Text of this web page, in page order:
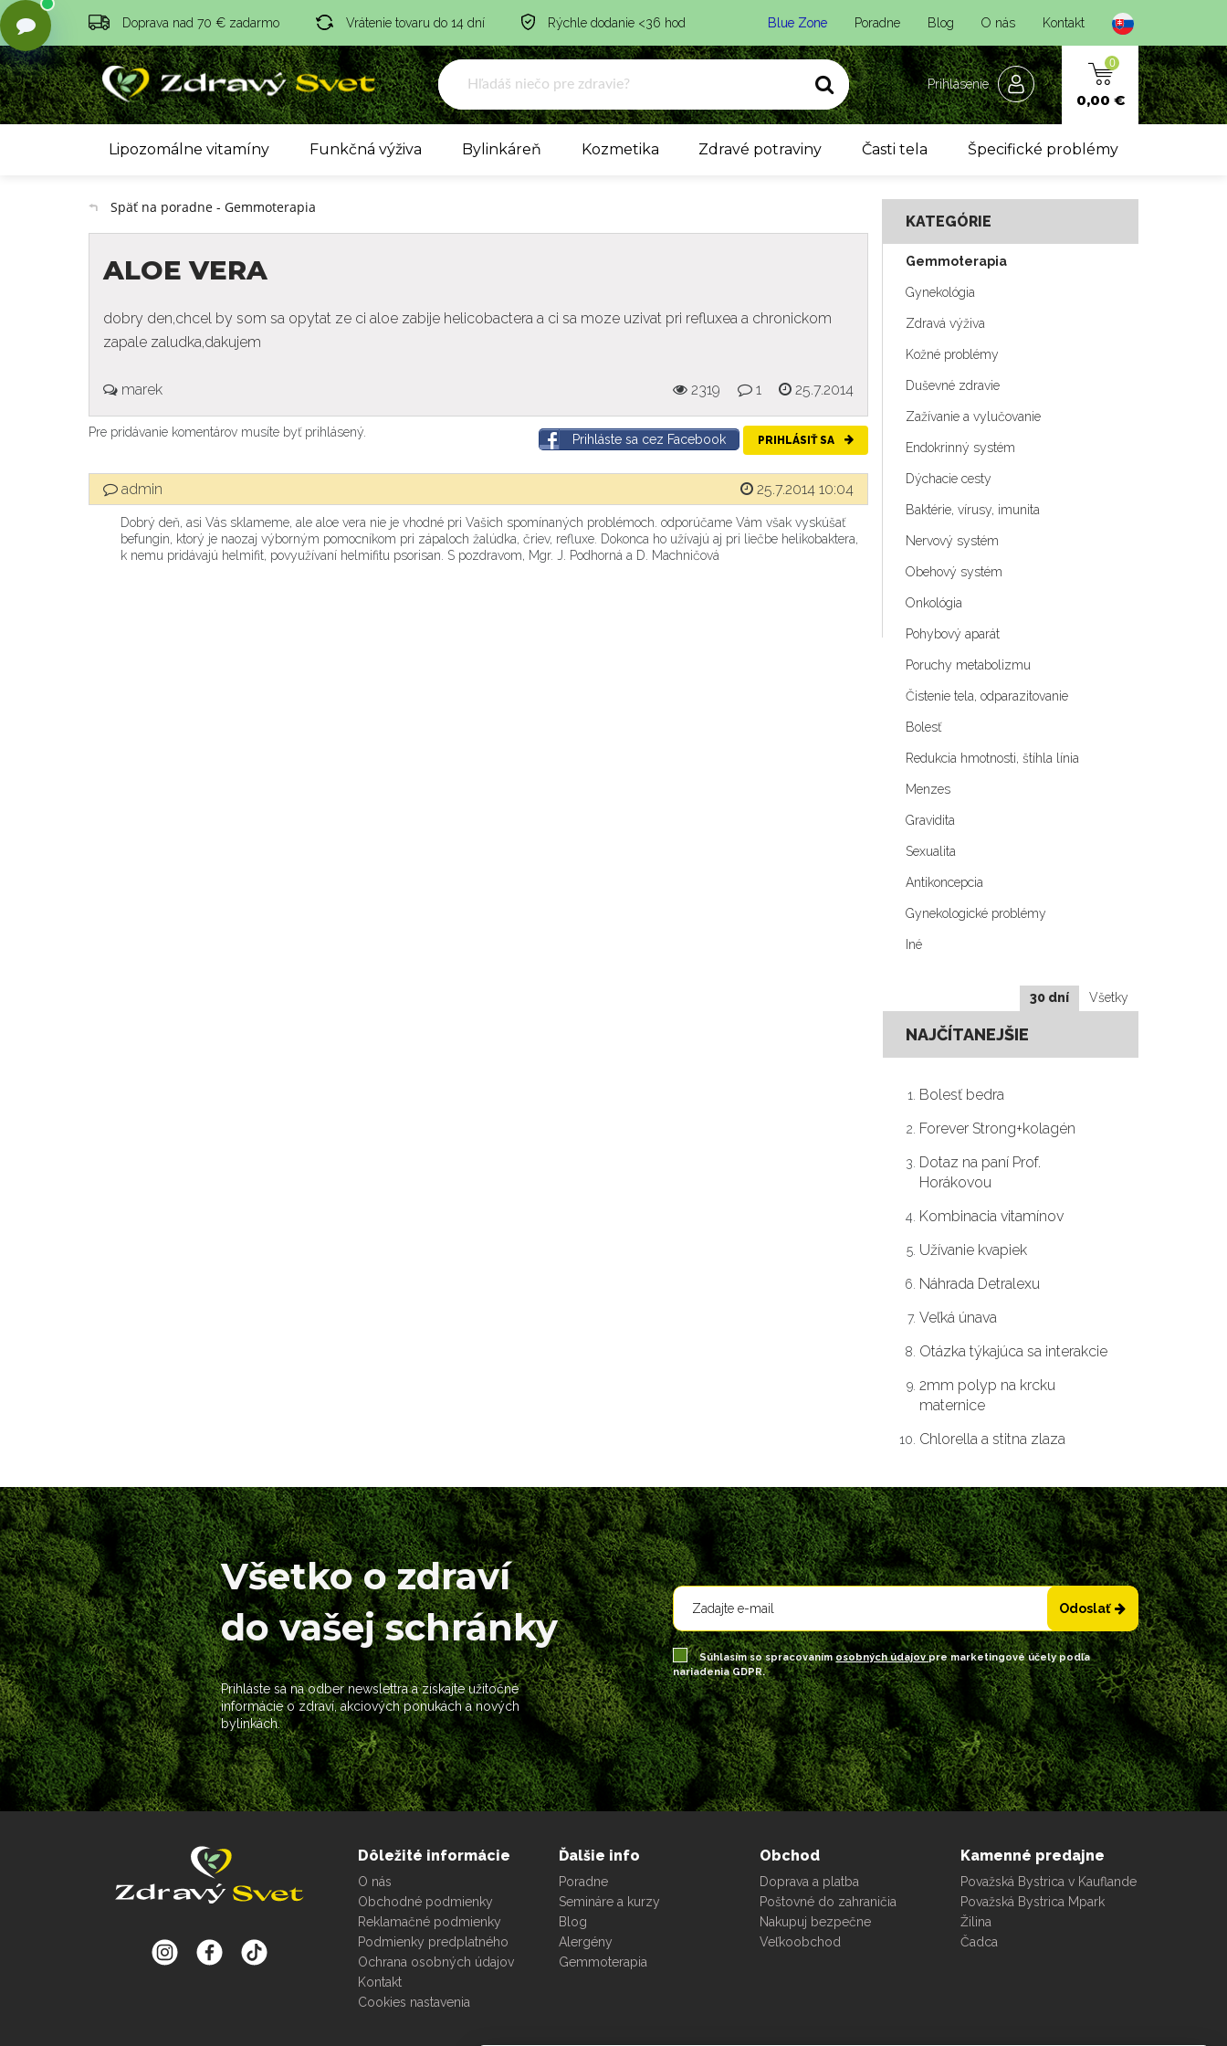
Doprava nad 70 € zadarmo Vrátenie tovaru do 14 dní Rýchle dodanie <36 hod Blue Zone Poradne Blog O nás Kontakt
0
0,00 €
Prihlásenie
Lipozomálne vitamíny Funkčná výživa Bylinkáreň Kozmetika Zdravé potraviny Časti tela Špecifické problémy
Späť na poradne - Gemmoterapia
ALOE VERA
dobry den,chcel by som sa opytat ze ci aloe zabije helicobactera a ci sa moze uzivat pri refluxea a chronickom
zapale zaludka,dakujem
marek 2319 1 25.7.2014
Pre pridávanie komentárov musíte byť prihlásený. Prihláste sa cez Facebook PRIHLÁSIŤ SA
admin 25.7.2014 10:04
Dobrý deň, asi Vás sklameme, ale aloe vera nie je vhodné pri Vašich spomínaných problémoch. odporúčame Vám však vyskúšať
befungin, ktorý je naozaj výborným pomocníkom pri zápaloch žalúdka, čriev, refluxe. Dokonca ho užívajú aj pri liečbe helikobaktera,
k nemu pridávajú helmifit, povyužívaní helmifitu psorisan. S pozdravom, Mgr. J. Podhorná a D. Machničová
KATEGÓRIE
Gemmoterapia
Gynekológia
Zdravá výživa
Kožné problémy
Duševné zdravie
Zažívanie a vylučovanie
Endokrinný systém
Dýchacie cesty
Baktérie, vírusy, imunita
Nervový systém
Obehový systém
Onkológia
Pohybový aparát
Poruchy metabolizmu
Čistenie tela, odparazitovanie
Bolesť
Redukcia hmotnosti, štíhla línia
Menzes
Gravidita
Sexualita
Antikoncepcia
Gynekologické problémy
Iné
30 dní Všetky
NAJČÍTANEJŠIE
Bolesť bedra
Forever Strong+kolagén
Dotaz na paní Prof.
Horákovou
Kombinacia vitamínov
Užívanie kvapiek
Náhrada Detralexu
Veľká únava
Otázka týkajúca sa interakcie
2mm polyp na krcku
maternice
Chlorella a stitna zlaza
Všetko o zdraví
do vašej schránky
Prihláste sa na odber newslettra a získajte užitočné
informácie o zdraví, akciových ponukách a nových
bylinkách.
Odoslať
Súhlasím so spracovanímosobných údajovpre marketingové účely podľa
nariadenia GDPR.
Dôležité informácie
O nás
Obchodné podmienky
Reklamačné podmienky
Podmienky predplatného
Ochrana osobných údajov
Kontakt
Cookies nastavenia
Ďalšie info
Poradne
Semináre a kurzy
Blog
Alergény
Gemmoterapia
Obchod
Doprava a platba
Poštovné do zahraničia
Nakupuj bezpečne
Veľkoobchod
Kamenné predajne
Považská Bystrica v Kauflande
Považská Bystrica Mpark
Žilina
Čadca